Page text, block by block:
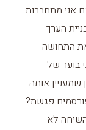
אני מתחברות
הערך
את התחושה
בוער של
אותה.
פגשת?
לא